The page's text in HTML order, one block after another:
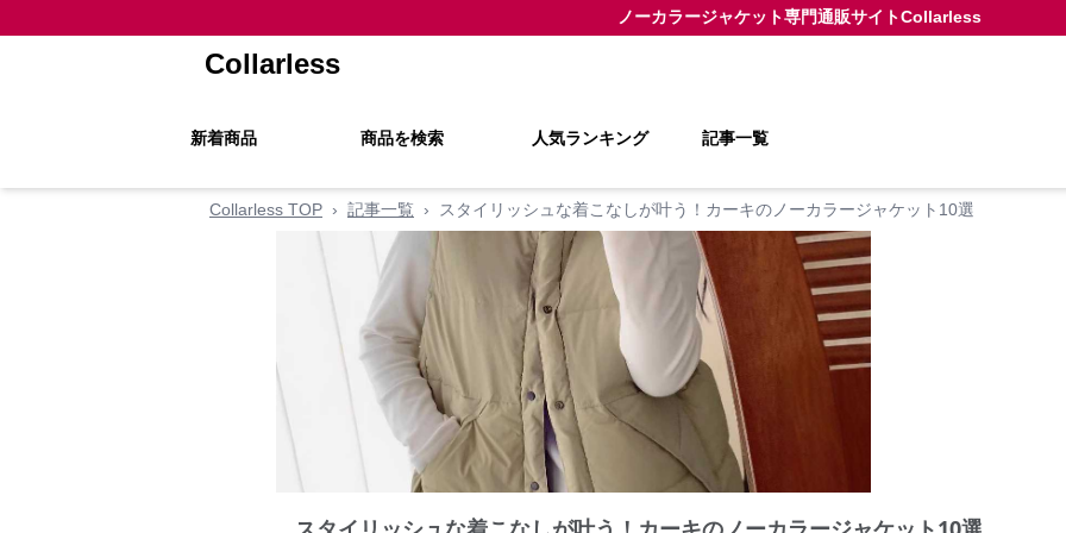
ノーカラージャケット専門通販サイトCollarless
Collarless
新着商品 商品を検索 人気ランキング 記事一覧
Collarless TOP › 記事一覧 › スタイリッシュな着こなしが叶う！カーキのノーカラージャケット10選